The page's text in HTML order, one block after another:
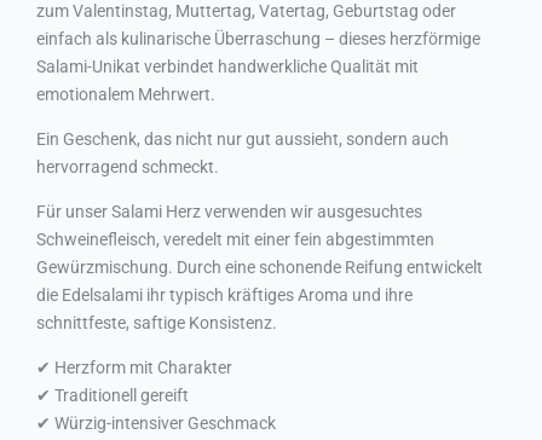
zum Valentinstag, Muttertag, Vatertag, Geburtstag oder
einfach als kulinarische Überraschung – dieses herzförmige
Salami-Unikat verbindet handwerkliche Qualität mit
emotionalem Mehrwert.
Ein Geschenk, das nicht nur gut aussieht, sondern auch
hervorragend schmeckt.
Für unser Salami Herz verwenden wir ausgesuchtes
Schweinefleisch, veredelt mit einer fein abgestimmten
Gewürzmischung. Durch eine schonende Reifung entwickelt
die Edelsalami ihr typisch kräftiges Aroma und ihre
schnittfeste, saftige Konsistenz.
✔ Herzform mit Charakter
✔ Traditionell gereift
✔ Würzig-intensiver Geschmack